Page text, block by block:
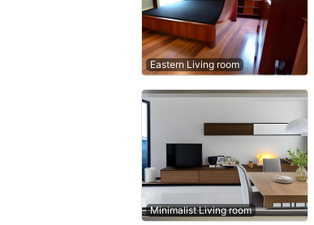
Eastern Living room
Minimalist Living room